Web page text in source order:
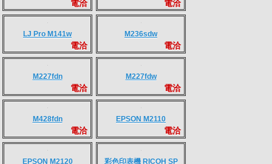
Panasonic KX-
MB2235TW 電洽
Panasonic KX-
MB2545TW
HP LJ MFP M42625dn CANON LBP228X
CANON MF429X ApeosPort 3410SD
電洽
ApeosPort 4020SD
電洽
DocuPrint M375 z
電洽